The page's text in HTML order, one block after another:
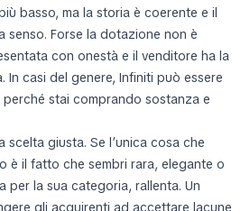
basso, ma la storia è coerente e il
Forse la dotazione non è
con onestà e il venditore ha la
In casi del genere, Infiniti può essere
stai comprando sostanza e
scelta giusta. Se l’unica cosa che
è il fatto che sembri rara, elegante o
per la sua categoria, rallenta. Un
gli acquirenti ad accettare lacune